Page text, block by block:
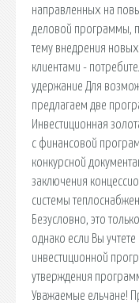
направленных на
деловой программы,
тему внедрения
клиентами -
удержание Для
предлагаем две
Инвестиционная
с финансовой
конкурсной
заключения
системы
Безусловно, это
однако если Вы
инвестиционной
утверждения
Уважаемые ельчане!